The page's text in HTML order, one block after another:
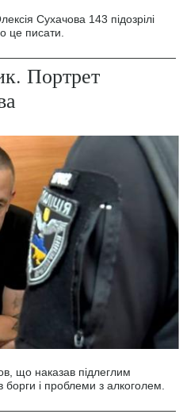
Сухачова 143 підозрілі
це писати.
Портрет
що наказав підлеглим
борги і проблеми з алкоголем.